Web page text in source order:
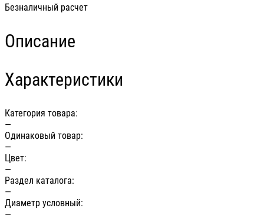
Безналичный расчет
Описание
Характеристики
Категория товара:
—
Одинаковый товар:
—
Цвет:
—
Раздел каталога:
—
Диаметр условный:
—